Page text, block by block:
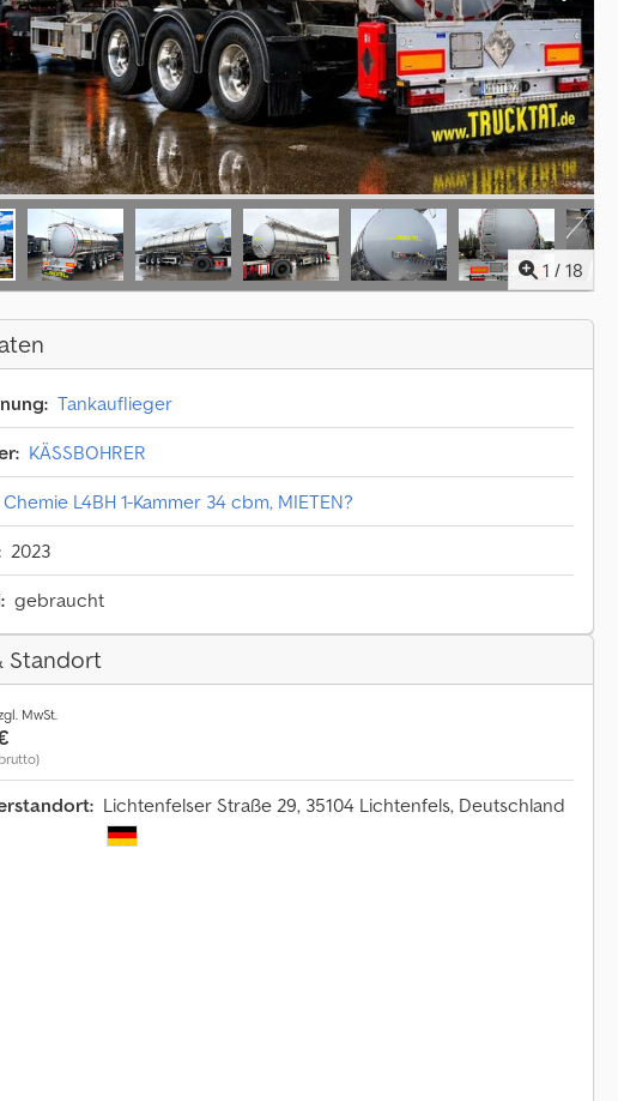
1 / 18
Tankauflieger
KÄSSBOHRER
Chemie L4BH 1-Kammer 34 cbm, MIETEN?
2023
gebraucht
Standort
MwSt.
Lichtenfelser Straße 29, 35104 Lichtenfels, Deutschland